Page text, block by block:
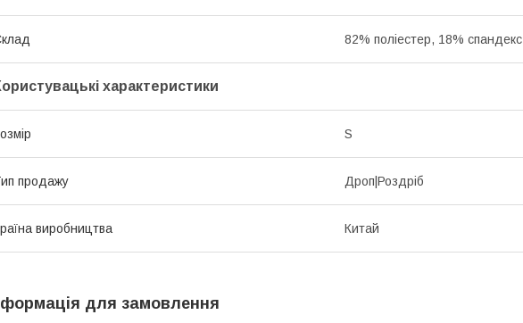
82% поліестер, 18% спандекс
характеристики
S
продажу Дроп|Роздріб
виробництва Китай
для замовлення